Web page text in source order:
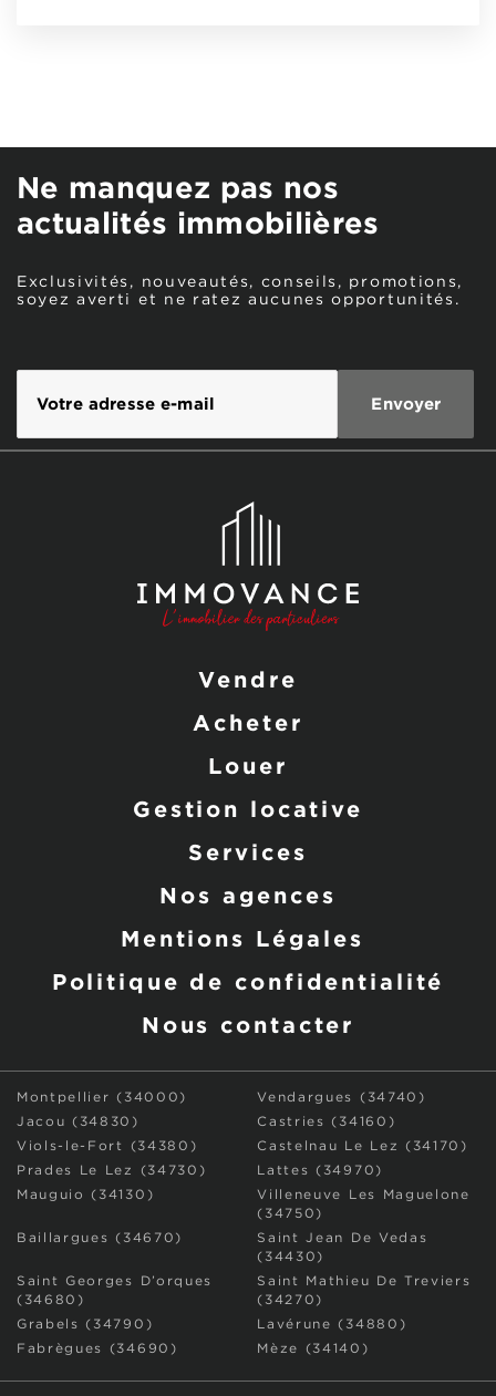
Ne manquez pas nos
actualités immobilières
Exclusivités, nouveautés, conseils, promotions,
soyez averti et ne ratez aucunes opportunités.
Vendre
Acheter
Louer
Gestion locative
Services
Nos agences
Mentions Légales
Politique de confidentialité
Nous contacter
Montpellier (34000)
Vendargues (34740)
Jacou (34830)
Castries (34160)
Viols-le-Fort (34380)
Castelnau Le Lez (34170)
Prades Le Lez (34730)
Lattes (34970)
Mauguio (34130)
Villeneuve Les Maguelone
(34750)
Baillargues (34670)
Saint Jean De Vedas
(34430)
Saint Georges D’orques
(34680)
Saint Mathieu De Treviers
(34270)
Grabels (34790)
Lavérune (34880)
Fabrègues (34690)
Mèze (34140)